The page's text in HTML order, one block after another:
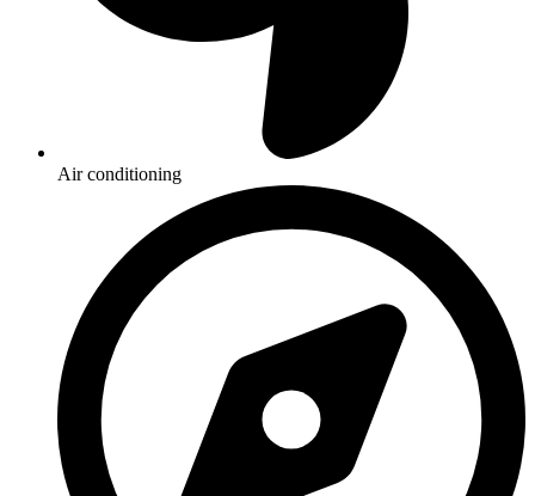
Air conditioning